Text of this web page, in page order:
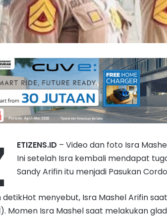
ETIZENS.ID – Video dan foto Isra
Ini setelah Isra kembali mendapat
Sandy Arifin itu menjadi Pasukan
detikHot menyebut, Isra Mashel Arifin
Momen Isra Mashel saat melakukan